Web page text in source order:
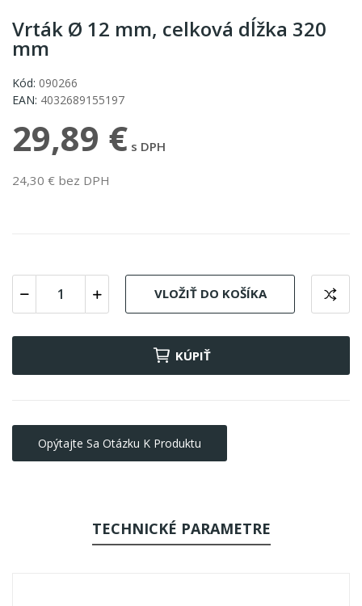
Vrták Ø 12 mm, celková dĺžka 320
mm
Kód: 090266
EAN: 4032689155197
29,89 € s DPH
24,30 € bez DPH
VLOŽIŤ DO KOŠÍKA
KÚPIŤ
Opýtajte Sa Otázku K Produktu
TECHNICKÉ PARAMETRE